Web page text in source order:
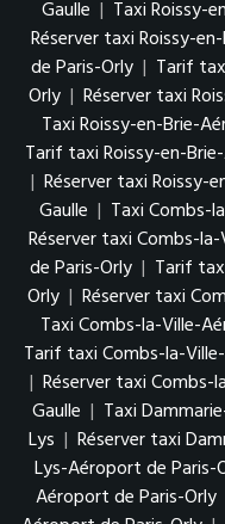
Gaulle | Taxi Roissy-
Réserver taxi Roissy-
de Paris-Orly | Tarif
Orly | Réserver taxi
Taxi Roissy-en-Brie-
Tarif taxi Roissy-en-
| Réserver taxi Roissy-
Gaulle | Taxi Combs-
Réserver taxi Combs-la-
de Paris-Orly | Tarif
Orly | Réserver taxi
Taxi Combs-la-Ville-
Tarif taxi Combs-la-
| Réserver taxi Combs-
Gaulle | Taxi
Lys | Réserver taxi
Lys-Aéroport de Paris-
Aéroport de Paris-Orly